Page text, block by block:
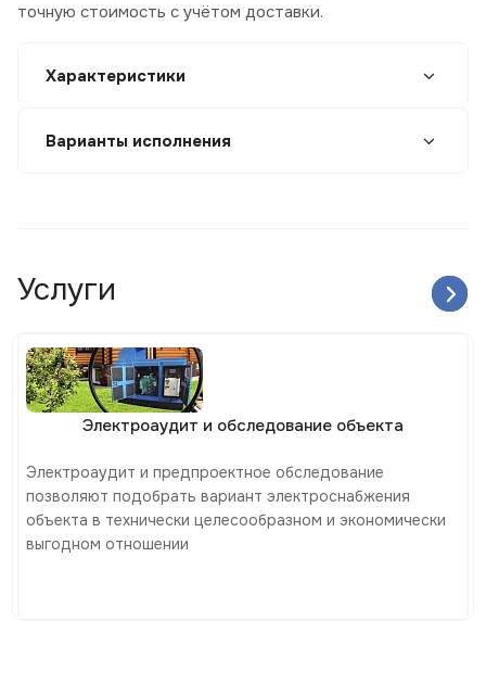
точную стоимость с учётом доставки.
Характеристики
Варианты исполнения
Услуги
Электроаудит и обследование объекта
Электроаудит и предпроектное обследование
позволяют подобрать вариант электроснабжения
объекта в технически целесообразном и экономически
выгодном отношении